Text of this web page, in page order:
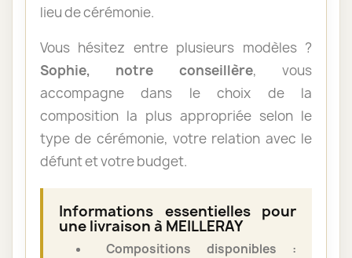
lieu de cérémonie.
Vous hésitez entre plusieurs modèles ?
Sophie, notre conseillère, vous
accompagne dans le choix de la
composition la plus appropriée selon le
type de cérémonie, votre relation avec le
défunt et votre budget.
Informations essentielles pour
une livraison à MEILLERAY
Compositions disponibles :